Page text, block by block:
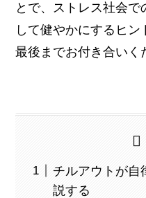
とで、ストレス社会
して健やかにするヒ
最後までお付き合いく
チルアウトが自
説する